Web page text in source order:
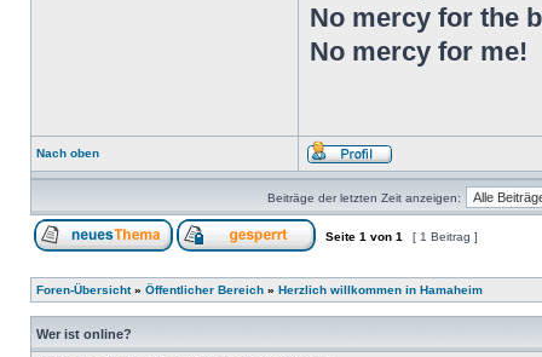
No mercy for the
No mercy for me!
Nach oben
Beiträge der letzten Zeit anzeigen:
Seite 1 von 1 [ 1 Beitrag ]
Foren-Übersicht» Öffentlicher Bereich » Herzlich willkommen in Hamaheim
Wer ist online?